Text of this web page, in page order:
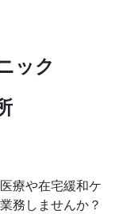
ック
療や在宅緩和ケ
務しませんか？